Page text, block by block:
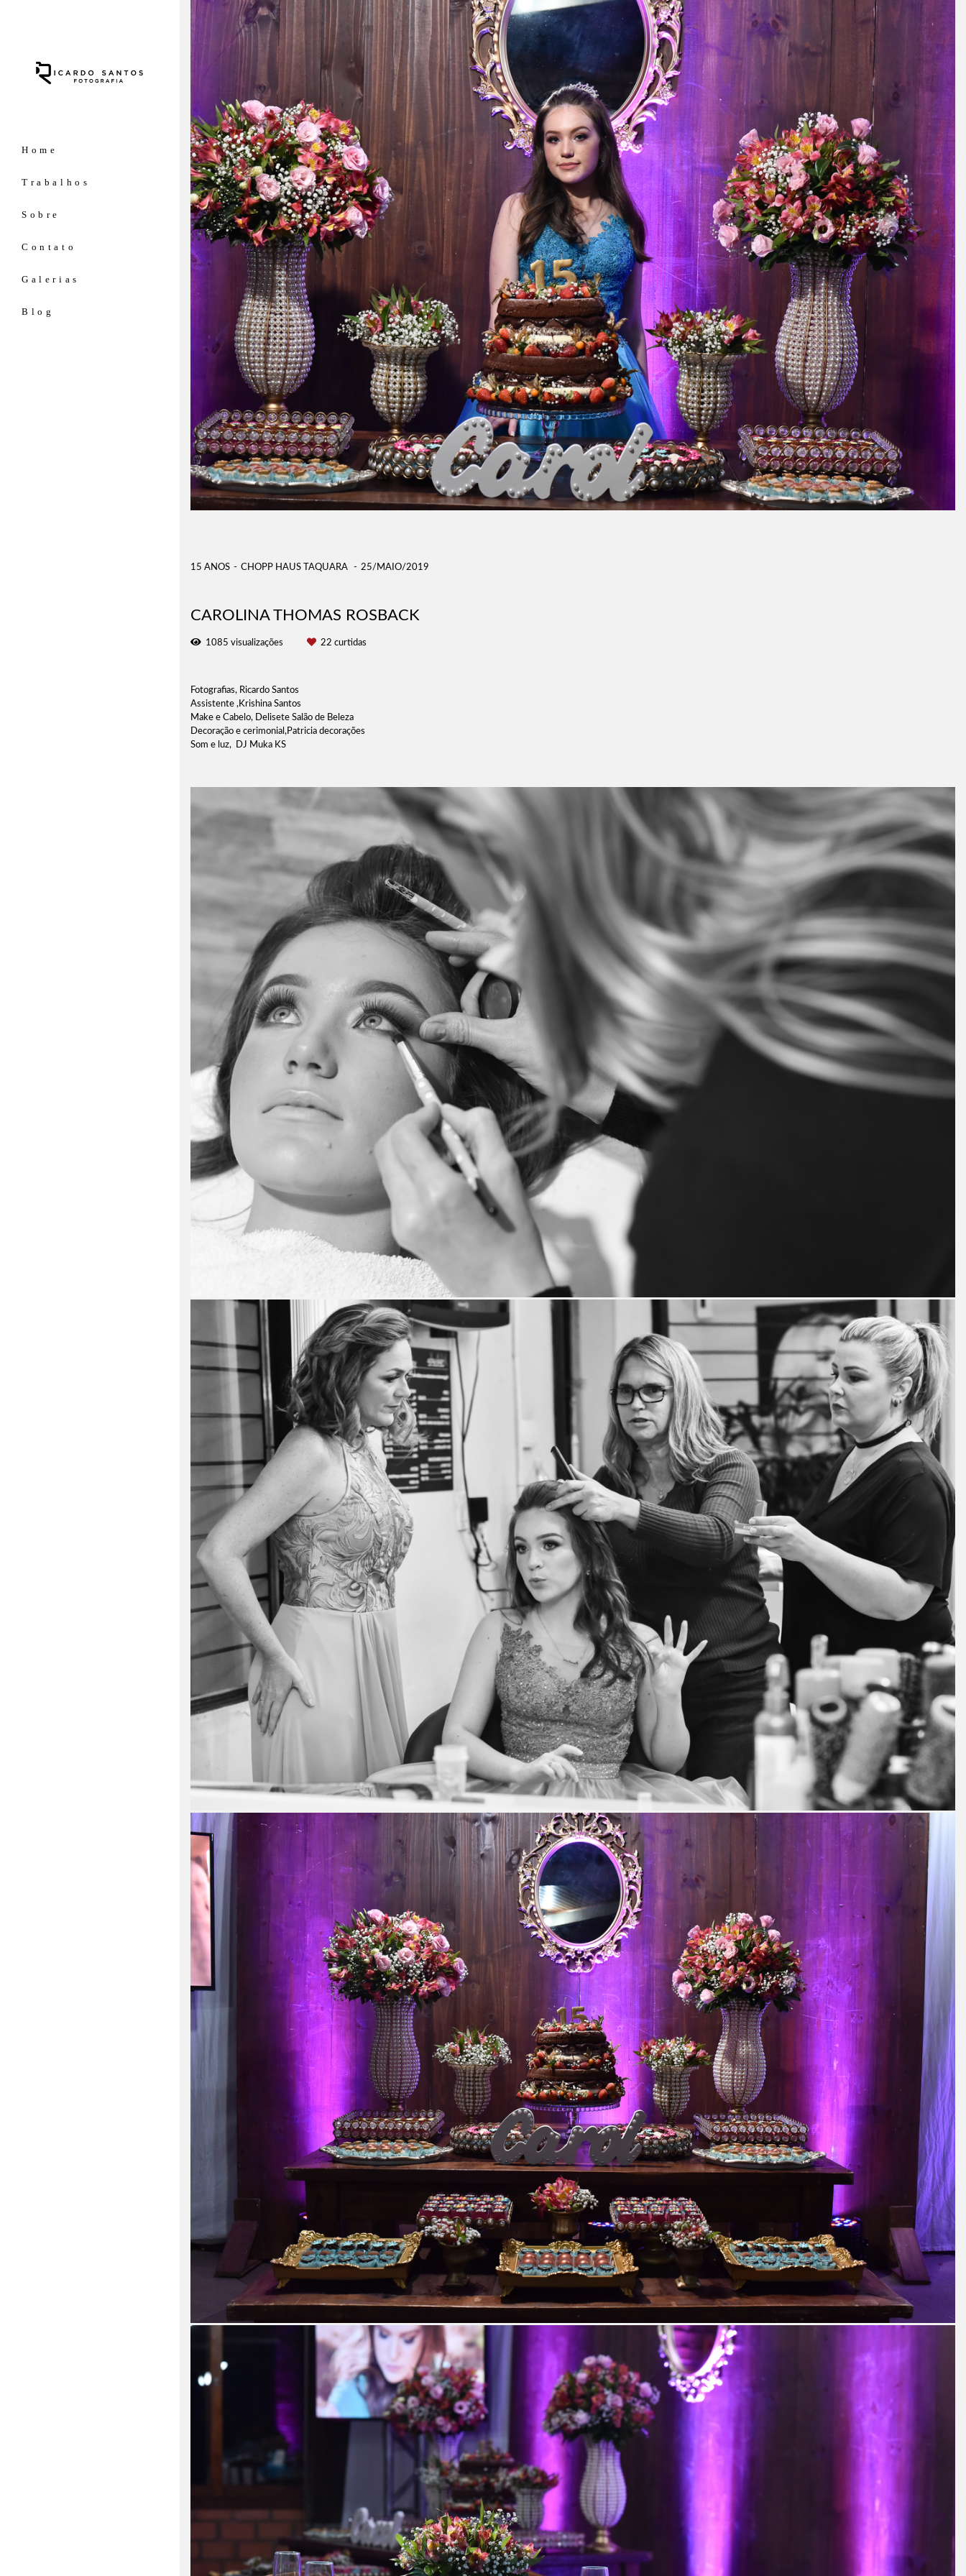
Home
Trabalhos
Sobre
Contato
Galerias
Blog
15 ANOS CHOPP HAUS TAQUARA 25/MAIO/2019
CAROLINA THOMAS ROSBACK
1085 visualizações 22 curtidas
Fotografias, Ricardo Santos
Assistente ,Krishina Santos
Make e Cabelo, Delisete Salão de Beleza
Decoração e cerimonial,Patricia decorações
Som e luz, DJ Muka KS